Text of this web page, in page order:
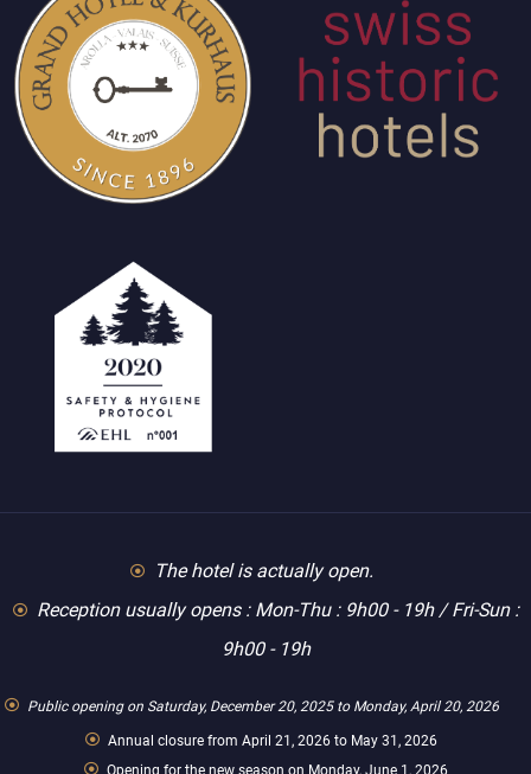
The hotel is actually open.
Reception usually opens : Mon-Thu : 9h00 - 19h / Fri-Sun :
9h00 - 19h
Public opening on Saturday, December 20, 2025 to Monday, April 20, 2026
Annual closure from April 21, 2026 to May 31, 2026
Opening for the new season on Monday, June 1, 2026